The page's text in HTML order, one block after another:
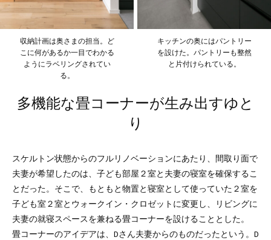
収納計画は奥さまの担当。ど
こに何があるか一目でわかる
ようにラベリングされてい
る。
キッチンの奥にはパントリー
を設けた。パントリーも整然
と片付けられている。
多機能な畳コーナーが生み出すゆと
り
スケルトン状態からのフルリノベーションにあたり、間取り面で
夫妻が希望したのは、子ども部屋２室と夫妻の寝室を確保するこ
とだった。そこで、もともと物置と寝室として使っていた２室を
子ども室２室とウォークイン・クロゼットに変更し、リビングに
夫妻の就寝スペースを兼ねる畳コーナーを設けることとした。
畳コーナーのアイデアは、Dさん夫妻からのものだったという。D